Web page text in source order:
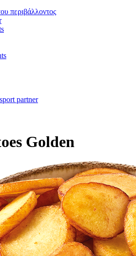
περιβάλλοντος
partner
Golden